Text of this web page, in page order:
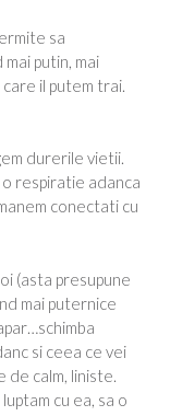
sa
putin, mai
il putem trai.
durerile vietii.
o respiratie adanca
conectati cu
(asta presupune
mai puternice
si ceea ce vei
calm, liniste.
cu ea, sa o